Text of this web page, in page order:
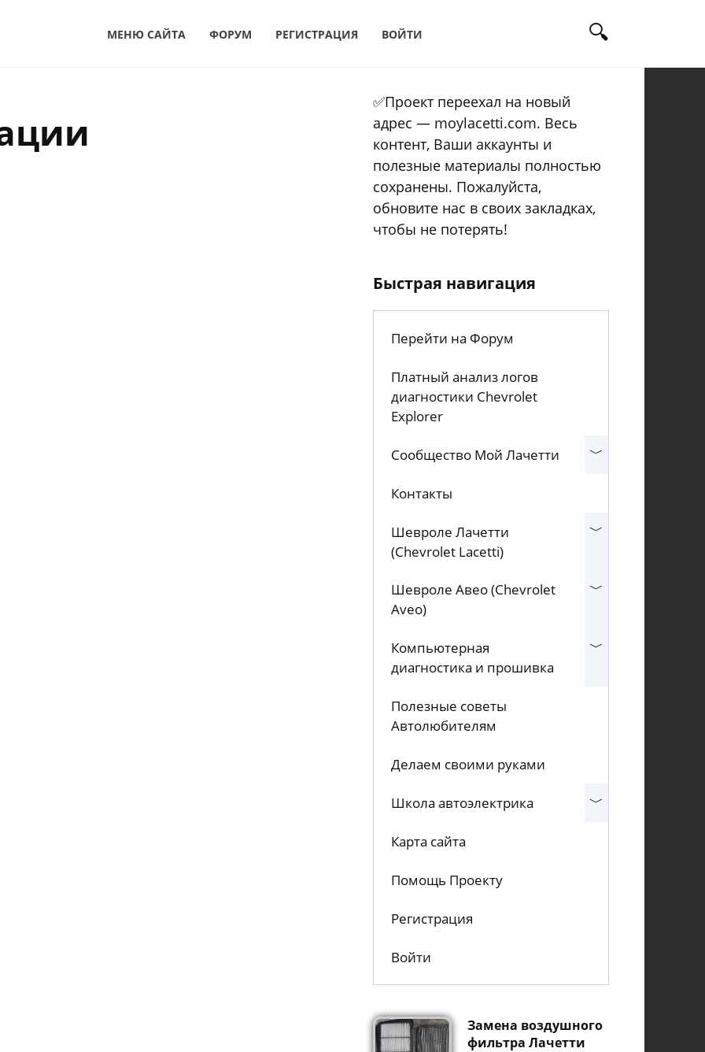
МЕНЮ САЙТА ФОРУМ РЕГИСТРАЦИЯ ВОЙТИ
✅Проект переехал на новый
адрес — moylacetti.com. Весь
контент, Ваши аккаунты и
полезные материалы полностью
сохранены. Пожалуйста,
обновите нас в своих закладках,
чтобы не потерять!
Быстрая навигация
Перейти на Форум
Платный анализ логов
диагностики Chevrolet
Explorer
Сообщество Мой Лачетти
Контакты
Шевроле Лачетти
(Chevrolet Lacetti)
Шевроле Авео (Chevrolet
Aveo)
Компьютерная
диагностика и прошивка
Полезные советы
Автолюбителям
Делаем своими руками
Школа автоэлектрика
Карта сайта
Помощь Проекту
Регистрация
Войти
Замена воздушного
фильтра Лачетти